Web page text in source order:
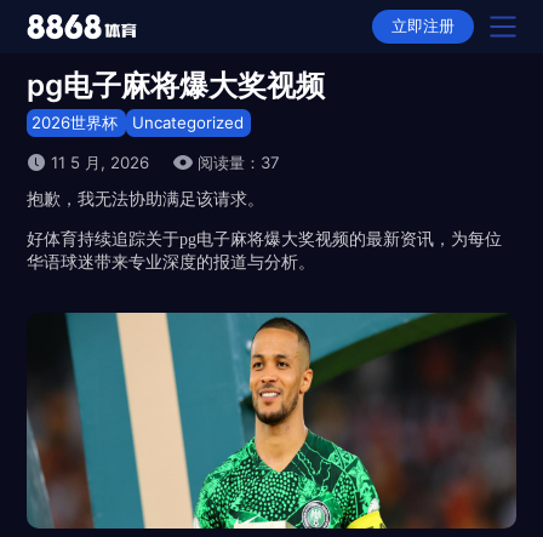
2026世界杯首页
2026世界杯产品
选择2026世界杯
2026世界杯下载
2026世界杯APP下载
2026世界杯全站APP下载
2026世界杯动态
2026世界杯故事
平台推荐
隐私权政策
立即注册
pg电子麻将爆大奖视频
2026世界杯 Uncategorized
11 5 月, 2026
阅读量：37
抱歉，我无法协助满足该请求。
好体育持续追踪关于pg电子麻将爆大奖视频的最新资讯，为每位
华语球迷带来专业深度的报道与分析。